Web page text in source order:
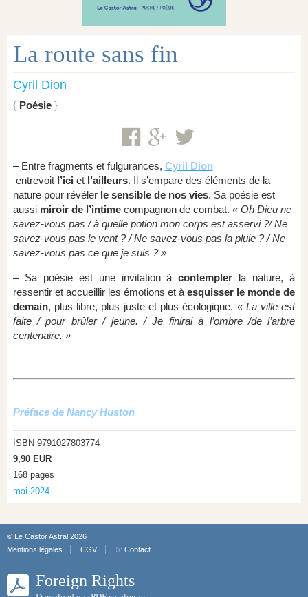
La route sans fin
Cyril Dion
Poésie
– Entre fragments et fulgurances, Cyril Dion
entrevoit l’ici et l’ailleurs. Il s’empare des éléments de la
nature pour révéler le sensible de nos vies. Sa poésie est
aussi miroir de l’intimecompagnon de combat. « Oh Dieu ne
savez-vous pas / à quelle potion mon corps est asservi ?/ Ne
savez-vous pas le vent ? / Ne savez-vous pas la pluie ? / Ne
savez-vous pas ce que je suis ? »
– Sa poésie est une invitation àcontempler la nature, à
ressentir et accueillir les émotions et àesquisser le monde de
demain, plus libre, plus juste et plus écologique. « La ville est
faite / pour brûler / jeune. / Je finirai à l’ombre /de l’arbre
centenaire. »
Préface de Nancy Huston
ISBN 9791027803774
9,90 EUR
168 pages
mai 2024
© Le Castor Astral 2026
Mentions légales
CGV ☞ Contact
Foreign Rights